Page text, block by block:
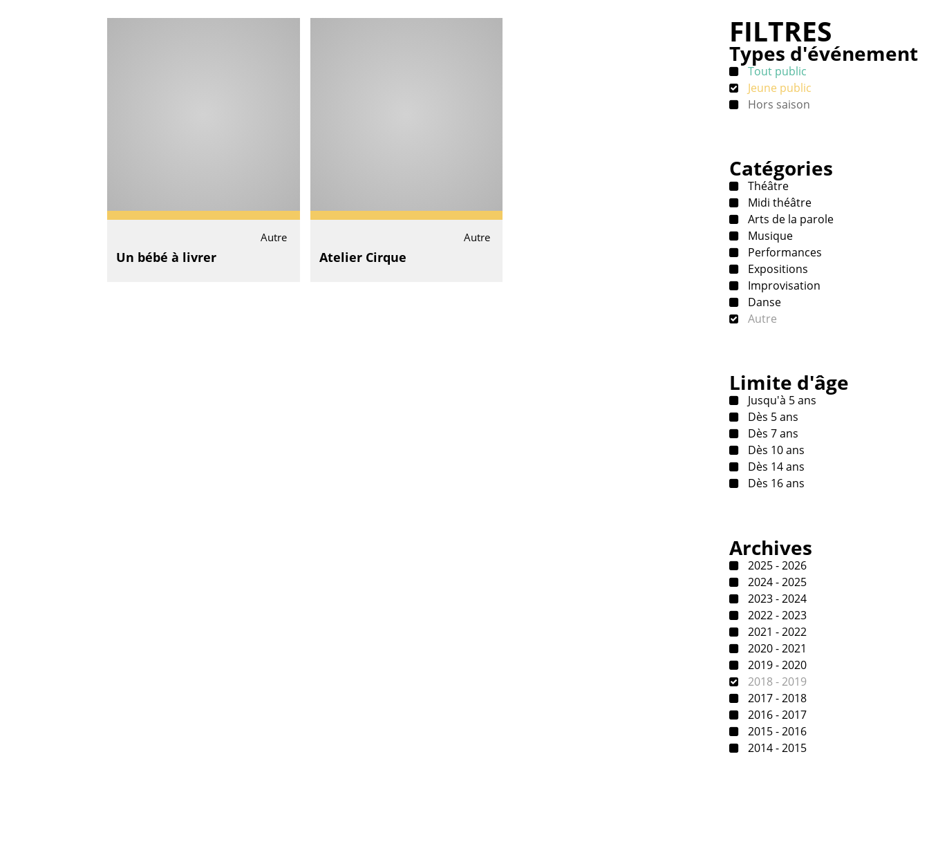
Autre
Un bébé à livrer
Autre
Atelier Cirque
FILTRES
Types d'événement
Tout public
Jeune public
Hors saison
Catégories
Théâtre
Midi théâtre
Arts de la parole
Musique
Performances
Expositions
Improvisation
Danse
Autre
Limite d'âge
Jusqu'à 5 ans
Dès 5 ans
Dès 7 ans
Dès 10 ans
Dès 14 ans
Dès 16 ans
Archives
2025 - 2026
2024 - 2025
2023 - 2024
2022 - 2023
2021 - 2022
2020 - 2021
2019 - 2020
2018 - 2019
2017 - 2018
2016 - 2017
2015 - 2016
2014 - 2015